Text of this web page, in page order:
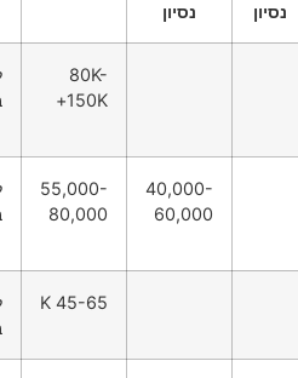
נסיון
נסיון
80K-
150K+
40,000-
60,000
55,000-
80,000
45-65 K